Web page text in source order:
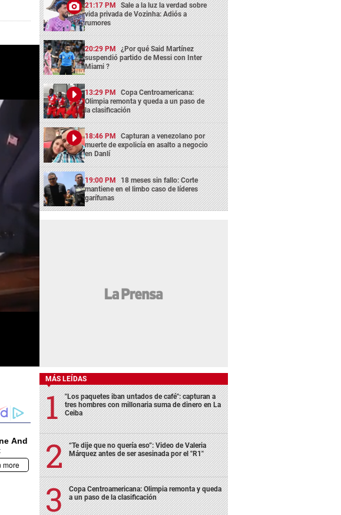
21:17 PM Sale a la luz la verdad sobre
vida privada de Vozinha: Adiós a
rumores
20:29 PM ¿Por qué Said Martínez
suspendió partido de Messi con Inter
Miami ?
13:29 PM Copa Centroamericana:
Olimpia remonta y queda a un paso de
la clasificación
18:46 PM Capturan a venezolano por
muerte de expolicía en asalto a negocio
en Danlí
19:00 PM 18 meses sin fallo: Corte
mantiene en el limbo caso de líderes
garífunas
MÁS LEÍDAS
"Los paquetes iban untados de café": capturan a
tres hombres con millonaria suma de dinero en La
Ceiba
“Te dije que no quería eso”: Video de Valeria
Márquez antes de ser asesinada por el "R1"
Copa Centroamericana: Olimpia remonta y queda
a un paso de la clasificación